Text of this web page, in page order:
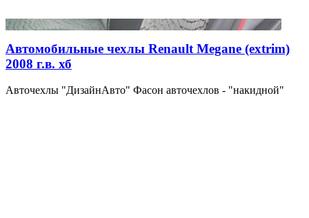
Автомобильные чехлы Renault Megane (extrim)
2008 г.в. хб
Авточехлы "ДизайнАвто" Фасон авточехлов - "накидной"